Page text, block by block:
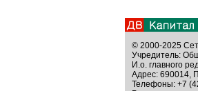
© 2000-2025
Учредитель:
И.о. главного
Адрес: 690014,
Телефоны: +7